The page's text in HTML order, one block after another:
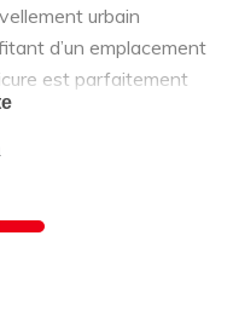
urbain
d’un emplacement
est parfaitement
Rennes grâce au
possède
rennaise.